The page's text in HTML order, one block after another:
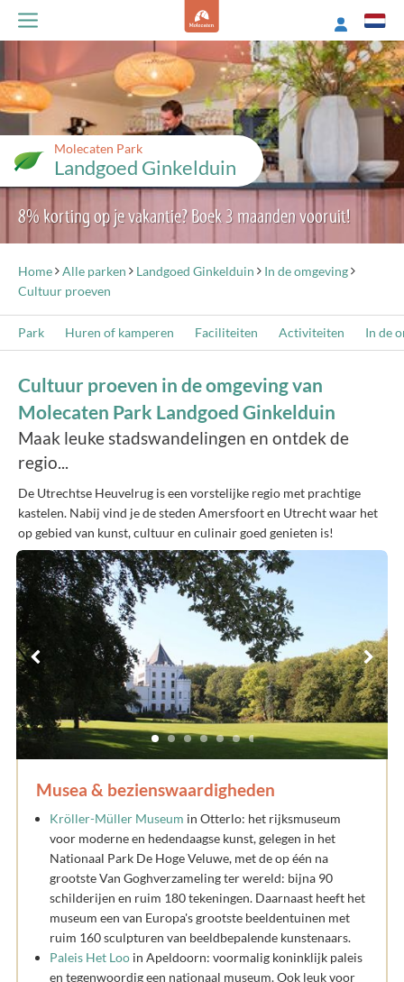
Molecaten Park
Landgoed Ginkelduin
8% korting op je vakantie? Boek 3 maanden vooruit!
Home Alle parken Landgoed Ginkelduin
In de omgeving
Cultuur proeven
Park Huren of kamperen Faciliteiten Activiteiten In de
Cultuur proeven in de omgeving van
Molecaten Park Landgoed Ginkelduin
Maak leuke stadswandelingen en ontdek de
regio...
De Utrechtse Heuvelrug is een vorstelijke regio met prachtige
kastelen. Nabij vind je de steden Amersfoort en Utrecht waar het
op gebied van kunst, cultuur en culinair goed genieten is!
Musea & bezienswaardigheden
Kröller-Müller Museum in Otterlo: het rijksmuseum
voor moderne en hedendaagse kunst, gelegen in het
Nationaal Park De Hoge Veluwe, met de op één na
grootste Van Goghverzameling ter wereld: bijna 90
schilderijen en ruim 180 tekeningen. Daarnaast heeft het
museum een van Europa's grootste beeldentuinen met
ruim 160 sculpturen van beeldbepalende kunstenaars.
Paleis Het Loo in Apeldoorn: voormalig koninklijk paleis
en tegenwoordig een nationaal museum. Ook leuk voor